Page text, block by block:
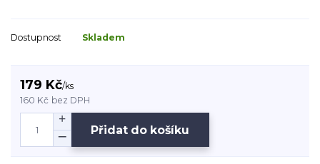
Dostupnost Skladem
179 Kč/ks
160 Kč bez DPH
Přidat do košíku